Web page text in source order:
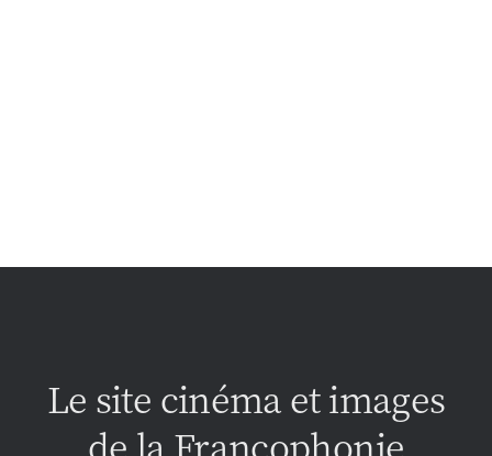
Le site cinéma et images
de la Francophonie